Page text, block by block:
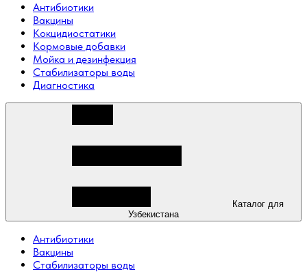
Антибиотики
Вакцины
Кокцидиостатики
Кормовые добавки
Мойка и дезинфекция
Стабилизаторы воды
Диагностика
Узбекистана
Антибиотики
Вакцины
Стабилизаторы воды